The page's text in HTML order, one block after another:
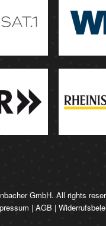
GmbH. All rights
| AGB |